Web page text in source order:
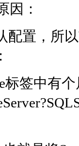
因：
配置，所
标签中有